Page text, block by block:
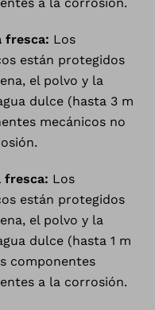
fresca: Los
están protegidos
el polvo y la
dulce (hasta 3 m
mecánicos no
fresca: Los
están protegidos
el polvo y la
dulce (hasta 1 m
componentes
a la corrosión.